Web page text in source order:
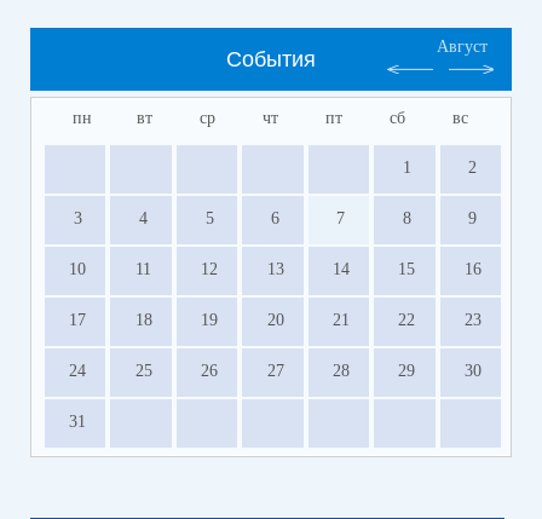
События
Август
пн вт ср чт пт сб вс
1 2
3 4 5 6 7 8 9
10 11 12 13 14 15 16
17 18 19 20 21 22 23
24 25 26 27 28 29 30
31